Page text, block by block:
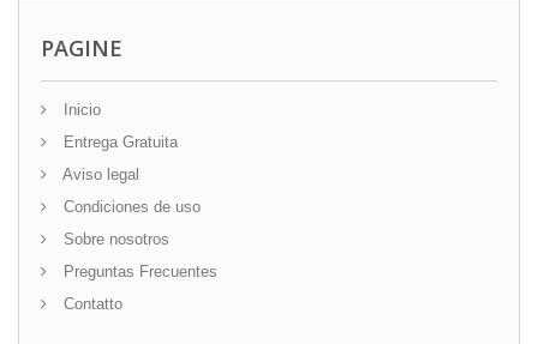
PAGINE
Inicio
Entrega Gratuita
Aviso legal
Condiciones de uso
Sobre nosotros
Preguntas Frecuentes
Contatto